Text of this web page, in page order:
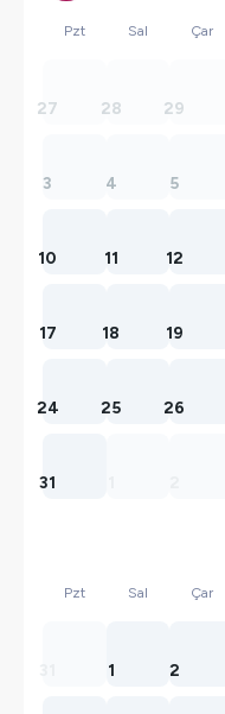
Pzt Sal Çar
27 28 29
3 4 5
10 11 12
17 18 19
24 25 26
31
Pzt Sal Çar
1 2